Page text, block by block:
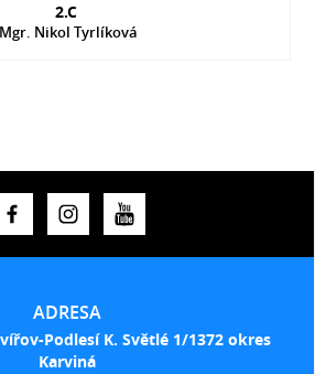
2.C
Mgr. Nikol Tyrlíková
ADRESA
Podlesí K. Světlé 1/1372 okres
Karviná